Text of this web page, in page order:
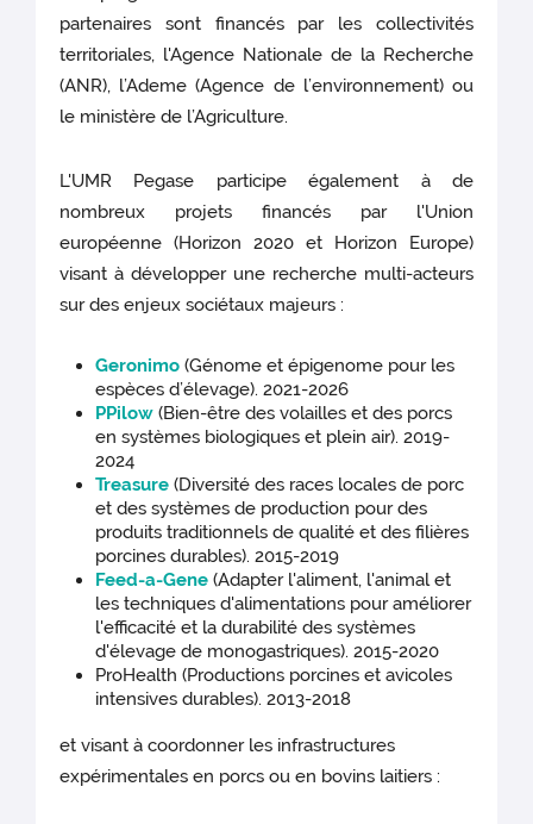
partenaires sont financés par les collectivités
territoriales, l'Agence Nationale de la Recherche
(ANR), l’Ademe (Agence de l’environnement) ou
le ministère de l’Agriculture.
L'UMR Pegase participe également à de
nombreux projets financés par l'Union
européenne (Horizon 2020 et Horizon Europe)
visant à développer une recherche multi-acteurs
sur des enjeux sociétaux majeurs :
Geronimo (Génome et épigenome pour les
espèces d’élevage). 2021-2026
PPilow(Bien-être des volailles et des porcs
en systèmes biologiques et plein air). 2019-
2024
Treasure(Diversité des races locales de porc
et des systèmes de production pour des
produits traditionnels de qualité et des filières
porcines durables). 2015-2019
Feed-a-Gene (Adapter l'aliment, l'animal et
les techniques d'alimentations pour améliorer
l'efficacité et la durabilité des systèmes
d'élevage de monogastriques). 2015-2020
ProHealth (Productions porcines et avicoles
intensives durables). 2013-2018
et visant à coordonner les infrastructures
expérimentales en porcs ou en bovins laitiers :